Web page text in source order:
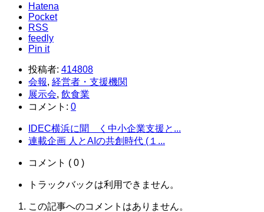
Hatena
Pocket
RSS
feedly
Pin it
投稿者: 414808
会報, 経営者・支援機関
展示会, 飲食業
コメント: 0
IDEC横浜に聞 く中小企業支援と...
連載企画 人とAIの共創時代 (１...
コメント ( 0 )
トラックバックは利用できません。
この記事へのコメントはありません。